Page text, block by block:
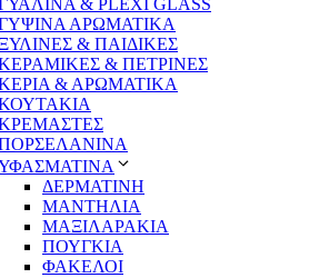
& PLEXI GLASS
ΑΡΩΜΑΤΙΚΑ
& ΠΑΙΔΙΚΕΣ
& ΠΕΤΡΙΝΕΣ
& ΑΡΩΜΑΤΙΚΑ
ΔΕΡΜΑΤΙΝΗ
ΜΑΝΤΗΛΙΑ
ΜΑΞΙΛΑΡΑΚΙΑ
ΠΟΥΓΚΙΑ
ΦΑΚΕΛΟΙ